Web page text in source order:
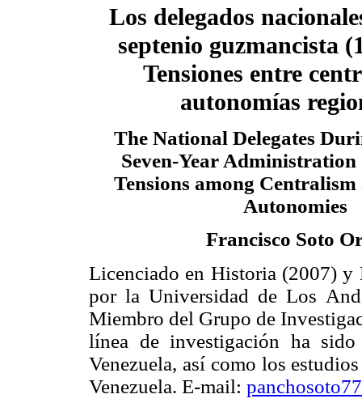
Los delegados
septenio guzmancista
Tensiones entre
autonomías
The National Delegates
Seven-Year Administration
Tensions among
Autonomies
Francisco Soto
Licenciado en Historia (2007) y
por la Universidad de Los
Miembro del Grupo de
línea de investigación ha
Venezuela, así como los
Venezuela. E-mail: